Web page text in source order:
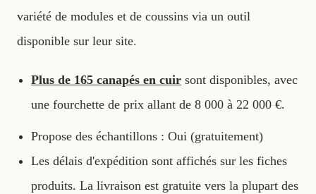
variété de modules et de coussins via un outil
disponible sur leur site.
Plus de 165 canapés en cuir sont disponibles, avec
une fourchette de prix allant de 8 000 à 22 000 €.
Propose des échantillons : Oui (gratuitement)
Les délais d'expédition sont affichés sur les fiches
produits. La livraison est gratuite vers la plupart des